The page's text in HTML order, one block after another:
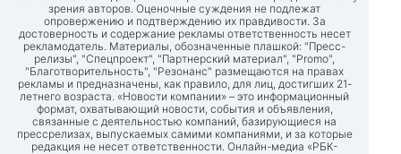
зрения авторов. Оценочные суждения не подлежат
опровержению и подтверждению их правдивости. За
достоверность и содержание рекламы ответственность несет
рекламодатель. Материалы, обозначенные плашкой: "Пресс-
релизы", "Спецпроект", "Партнерский материал", "Promo",
"Благотворительность", "Резонанс" размещаются на правах
рекламы и предназначены, как правило, для лиц, достигших 21-
летнего возраста. «Новости компании» – это информационный
формат, охватывающий новости, события и объявления,
связанные с деятельностью компаний, базирующиеся на
прессрелизах, выпускаемых самими компаниями, и за которые
редакция не несет ответственности. Онлайн-медиа «РБК-